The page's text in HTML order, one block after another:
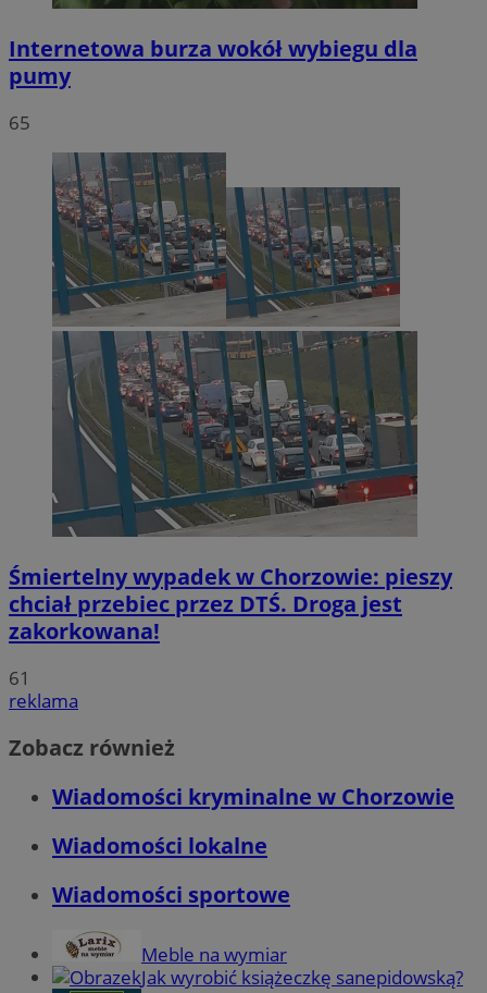
Internetowa burza wokół wybiegu dla
pumy
65
Śmiertelny wypadek w Chorzowie: pieszy
chciał przebiec przez DTŚ. Droga jest
zakorkowana!
61
reklama
Zobacz również
Wiadomości kryminalne w Chorzowie
Wiadomości lokalne
Wiadomości sportowe
Meble na wymiar
Jak wyrobić książeczkę sanepidowską?